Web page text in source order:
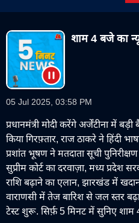
शाम 4 बजे का
05 Jul 2025, 03:58 PM
प्रधानमंत्री मोदी करेंगे अर्जेंटीना में
किया गिरफ़्तार, राज ठाकरे ने हिंदी
प्रशांत भूषण ने मतदाता सूची
सुप्रीम कोर्ट का दरवाज़ा, मध्य प्रदेश
राशि बढ़ाने का एलान, झारखंड में
वाराणसी में तेज बारिश से जल स्तर
टेस्ट शुरू. सिर्फ़ 5 मिनट में सुनिए